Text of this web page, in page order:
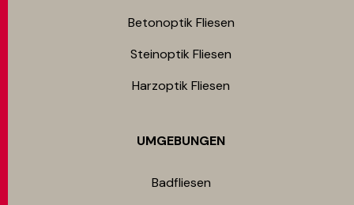
Betonoptik Fliesen
Steinoptik Fliesen
Harzoptik Fliesen
UMGEBUNGEN
Badfliesen